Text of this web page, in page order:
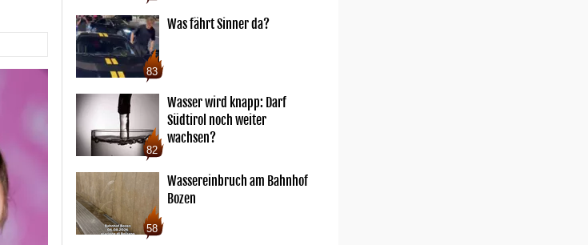
83
Was fährt Sinner da?
82
Wasser wird knapp: Darf
Südtirol noch weiter
wachsen?
58
Wassereinbruch am Bahnhof
Bozen